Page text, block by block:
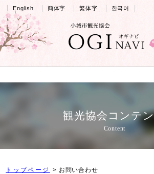
English 簡体字 繁体字 한국어
観光協会コンテ
Content
トップページ お問い合わせ